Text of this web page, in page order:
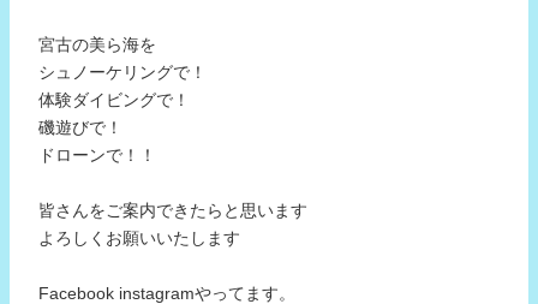
宮古の美ら海を
シュノーケリングで！
体験ダイビングで！
磯遊びで！
ドローンで！！
皆さんをご案内できたらと思います
よろしくお願いいたします
Facebook instagramやってます。